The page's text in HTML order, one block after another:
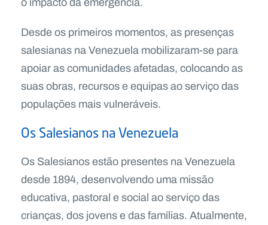
Desde os primeiros momentos, as presenças
salesianas na Venezuela mobilizaram-se para
apoiar as comunidades afetadas, colocando as
suas obras, recursos e equipas ao serviço das
populações mais vulneráveis.
Os Salesianos na Venezuela
Os Salesianos estão presentes na Venezuela
desde 1894, desenvolvendo uma missão
educativa, pastoral e social ao serviço das
crianças, dos jovens e das famílias. Atualmente,